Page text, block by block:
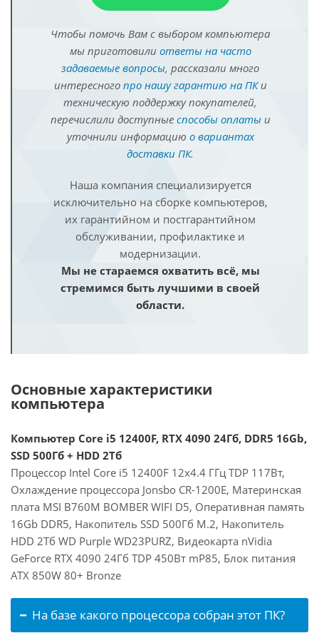
Чтобы помочь Вам с выбором компьютера
мы приготовили ответы на часто
задаваемые вопросы, рассказали много
интересного про нашу гарантию на ПКи
техническую поддержку покупателей,
перечислили доступные способы оплатыи
уточнили информацию о вариантах
доставки ПК.
Наша компания специализируется
исключительно на сборке компьютеров,
их гарантийном и постгарантийном
обслуживании, профилактике и
модернизации.
Мы не стараемся охватить всё, мы
стремимся быть лучшими в своей
области.
Основные характеристики
компьютера
Компьютер Core i5 12400F, RTX 4090 24Гб, DDR5 16Gb,
SSD 500Гб + HDD 2Тб
Процессор Intel Core i5 12400F 12x4.4 ГГц TDP 117Вт,
Охлаждение процессора Jonsbo CR-1200E, Материнская
плата MSI B760M BOMBER WIFI D5, Оперативная память
16Gb DDR5, Накопитель SSD 500Гб M.2, Накопитель
HDD 2Тб WD Purple WD23PURZ, Видеокарта nVidia
GeForce RTX 4090 24Гб TDP 450Вт mP85, Блок питания
ATX 850W 80+ Bronze
На базе какого процессора собран этот ПК?